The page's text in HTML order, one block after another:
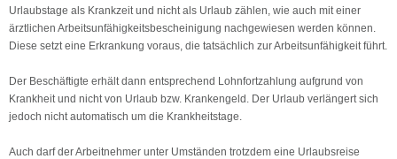
Urlaubstage als Krankzeit und nicht als Urlaub zählen, wie auch mit einer
ärztlichen Arbeitsunfähigkeitsbescheinigung nachgewiesen werden können.
Diese setzt eine Erkrankung voraus, die tatsächlich zur Arbeitsunfähigkeit führt.
Der Beschäftigte erhält dann entsprechend Lohnfortzahlung aufgrund von
Krankheit und nicht von Urlaub bzw. Krankengeld. Der Urlaub verlängert sich
jedoch nicht automatisch um die Krankheitstage.
Auch darf der Arbeitnehmer unter Umständen trotzdem eine Urlaubsreise